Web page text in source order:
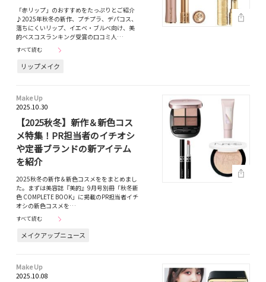
「赤リップ」のおすすめをたっぷりとご紹介
♪2025年秋冬の新作、プチプラ、デパコス、
落ちにくいリップ、イエベ・ブルべ向け、美
的ベスコスランキング受賞の口コミ人…
すべて読む
リップメイク
Make Up
2025.10.30
【2025秋冬】新作＆新色コス
メ特集！PR担当者のイチオシ
や定番ブランドの新アイテム
を紹介
2025秋冬の新作＆新色コスメををまとめまし
た。まずは美容誌『美的』9月号別冊「秋冬新
色 COMPLETE BOOK」に掲載のPR担当者イチ
オシの新色コスメを…
すべて読む
メイクアップニュース
Make Up
2025.10.08